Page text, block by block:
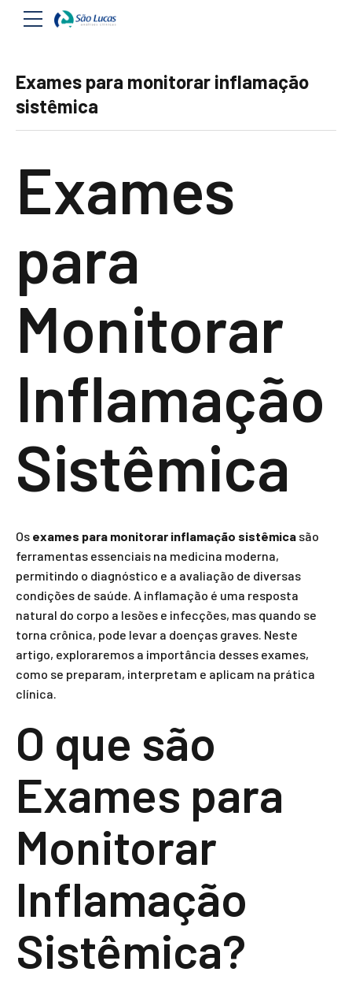
Exames para monitorar inflamação
sistêmica
Exames
para
Monitorar
Inflamação
Sistêmica
Os exames para monitorar inflamação sistêmica são
ferramentas essenciais na medicina moderna,
permitindo o diagnóstico e a avaliação de diversas
condições de saúde. A inflamação é uma resposta
natural do corpo a lesões e infecções, mas quando se
torna crônica, pode levar a doenças graves. Neste
artigo, exploraremos a importância desses exames,
como se preparam, interpretam e aplicam na prática
clínica.
O que são
Exames para
Monitorar
Inflamação
Sistêmica?